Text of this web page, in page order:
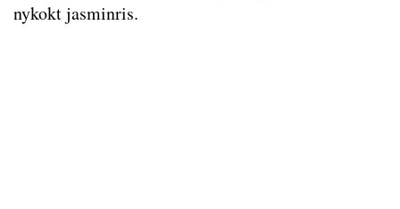
nykokt jasminris.